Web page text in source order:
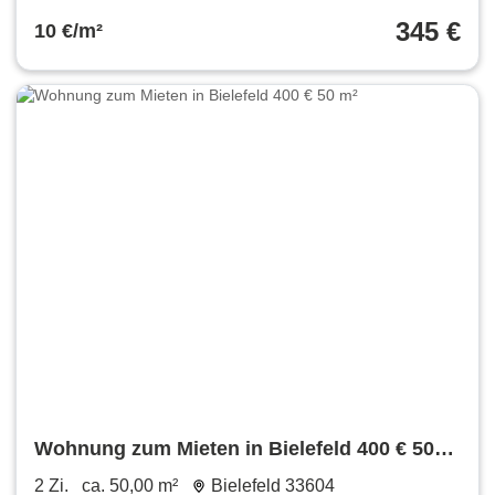
10 €/m² 345 €
Wohnung zum Mieten in Bielefeld 400 € 50
m²
2 Zi. ca. 50,00 m² Bielefeld 33604